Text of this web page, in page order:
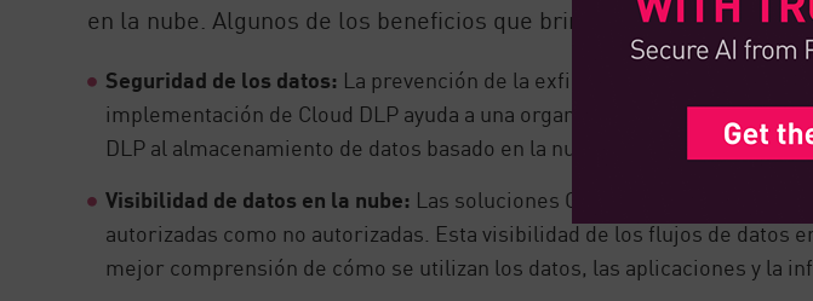
en la nube. Algunos de los beneficios que brinda la Prevención
Seguridad de los datos: La prevención de la exfiltración y fuga de datos
implementación de Cloud DLP ayuda a una organización a mejorar la
DLP al almacenamiento de datos basado en la nube y a la aplicación
Visibilidad de datos en la nube: Las soluciones Cloud DLP identifican
autorizadas como no autorizadas. Esta visibilidad de los flujos de datos
mejor comprensión de cómo se utilizan los datos, las aplicaciones y la